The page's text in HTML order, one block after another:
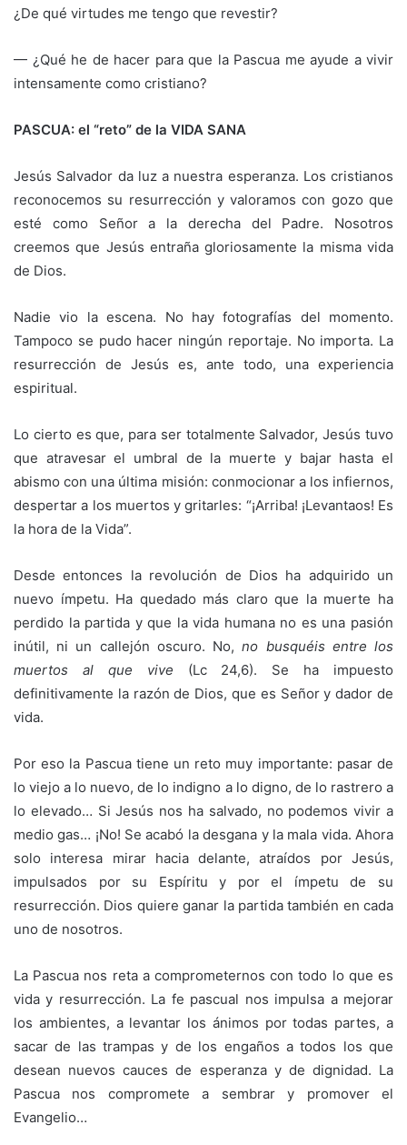
¿De qué virtudes me tengo que revestir?
— ¿Qué he de hacer para que la Pascua me ayude a vivir
intensamente como cristiano?
PASCUA: el “reto” de la VIDA SANA
Jesús Salvador da luz a nuestra esperanza. Los cristianos
reconocemos su resurrección y valoramos con gozo que
esté como Señor a la derecha del Padre. Nosotros
creemos que Jesús entraña gloriosamente la misma vida
de Dios.
Nadie vio la escena. No hay fotografías del momento.
Tampoco se pudo hacer ningún reportaje. No importa. La
resurrección de Jesús es, ante todo, una experiencia
espiritual.
Lo cierto es que, para ser totalmente Salvador, Jesús tuvo
que atravesar el umbral de la muerte y bajar hasta el
abismo con una última misión: conmocionar a los infiernos,
despertar a los muertos y gritarles: “¡Arriba! ¡Levantaos! Es
la hora de la Vida”.
Desde entonces la revolución de Dios ha adquirido un
nuevo ímpetu. Ha quedado más claro que la muerte ha
perdido la partida y que la vida humana no es una pasión
inútil, ni un callejón oscuro. No,no busquéis entre los
muertos al que vive (Lc 24,6). Se ha impuesto
definitivamente la razón de Dios, que es Señor y dador de
vida.
Por eso la Pascua tiene un reto muy importante: pasar de
lo viejo a lo nuevo, de lo indigno a lo digno, de lo rastrero a
lo elevado… Si Jesús nos ha salvado, no podemos vivir a
medio gas… ¡No! Se acabó la desgana y la mala vida. Ahora
solo interesa mirar hacia delante, atraídos por Jesús,
impulsados por su Espíritu y por el ímpetu de su
resurrección. Dios quiere ganar la partida también en cada
uno de nosotros.
La Pascua nos reta a comprometernos con todo lo que es
vida y resurrección. La fe pascual nos impulsa a mejorar
los ambientes, a levantar los ánimos por todas partes, a
sacar de las trampas y de los engaños a todos los que
desean nuevos cauces de esperanza y de dignidad. La
Pascua nos compromete a sembrar y promover el
Evangelio…